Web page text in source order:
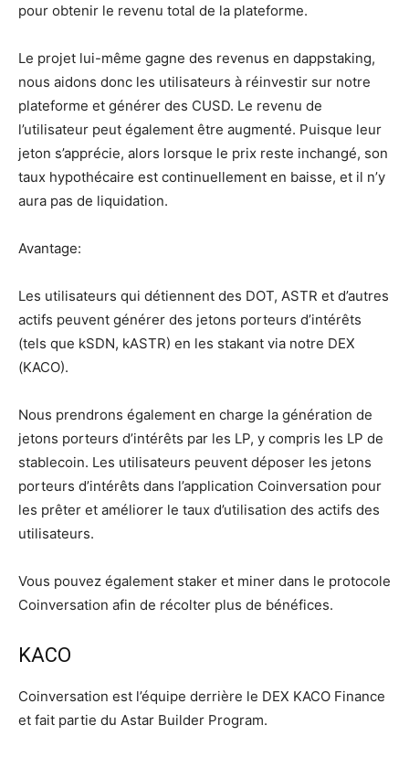
pour obtenir le revenu total de la plateforme.
Le projet lui-même gagne des revenus en dappstaking,
nous aidons donc les utilisateurs à réinvestir sur notre
plateforme et générer des CUSD. Le revenu de
l’utilisateur peut également être augmenté. Puisque leur
jeton s’apprécie, alors lorsque le prix reste inchangé, son
taux hypothécaire est continuellement en baisse, et il n’y
aura pas de liquidation.
Avantage:
Les utilisateurs qui détiennent des DOT, ASTR et d’autres
actifs peuvent générer des jetons porteurs d’intérêts
(tels que kSDN, kASTR) en les stakant via notre DEX
(KACO).
Nous prendrons également en charge la génération de
jetons porteurs d’intérêts par les LP, y compris les LP de
stablecoin. Les utilisateurs peuvent déposer les jetons
porteurs d’intérêts dans l’application Coinversation pour
les prêter et améliorer le taux d’utilisation des actifs des
utilisateurs.
Vous pouvez également staker et miner dans le protocole
Coinversation afin de récolter plus de bénéfices.
KACO
Coinversation est l’équipe derrière le DEX KACO Finance
et fait partie du Astar Builder Program.